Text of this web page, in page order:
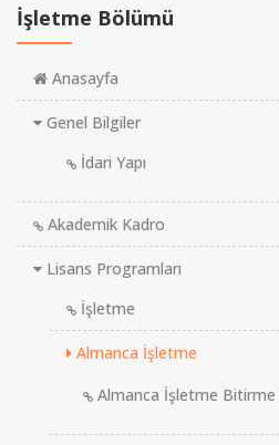
İşletme Bölümü
Anasayfa
Genel Bilgiler
İdari Yapı
Akademik Kadro
Lisans Programları
İşletme
Almanca İşletme
Almanca İşletme Bitirme